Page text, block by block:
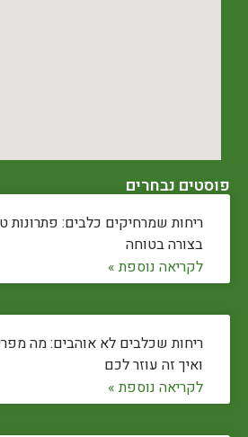
פוסטים נבחרים
ריחות שמרחיקים כלבים: פתרונות
בצורה בטוחה
לקריאה נוספת »
ריחות שכלבים לא אוהבים: מה
ואיך זה עוזר לכם
לקריאה נוספת »